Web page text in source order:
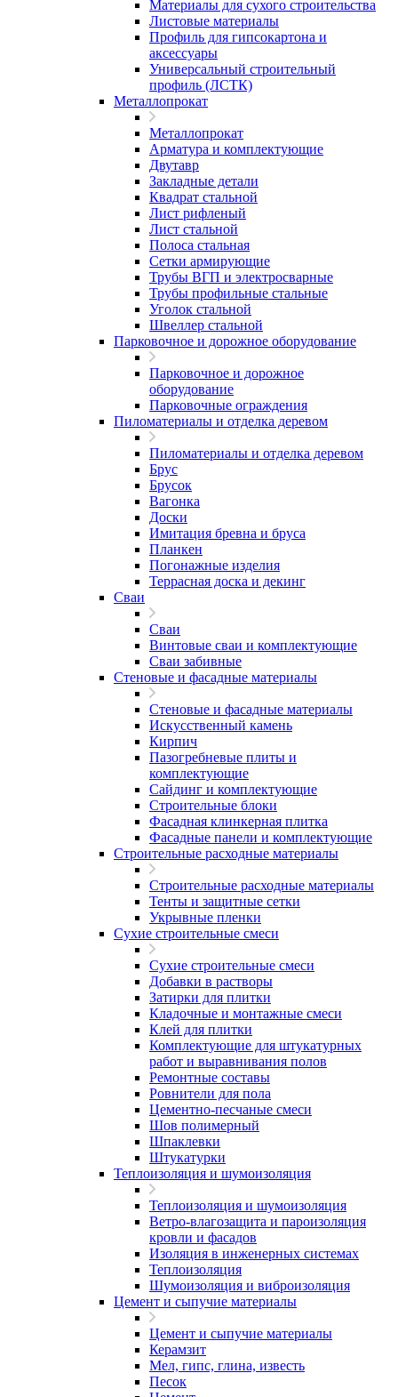
Материалы для сухого строительства
Листовые материалы
Профиль для гипсокартона и
аксессуары
Универсальный строительный
профиль (ЛСТК)
Металлопрокат
Металлопрокат
Арматура и комплектующие
Двутавр
Закладные детали
Квадрат стальной
Лист рифленый
Лист стальной
Полоса стальная
Сетки армирующие
Трубы ВГП и электросварные
Трубы профильные стальные
Уголок стальной
Швеллер стальной
Парковочное и дорожное оборудование
Парковочное и дорожное
оборудование
Парковочные ограждения
Пиломатериалы и отделка деревом
Пиломатериалы и отделка деревом
Брус
Брусок
Вагонка
Доски
Имитация бревна и бруса
Планкен
Погонажные изделия
Террасная доска и декинг
Сваи
Сваи
Винтовые сваи и комплектующие
Сваи забивные
Стеновые и фасадные материалы
Стеновые и фасадные материалы
Искусственный камень
Кирпич
Пазогребневые плиты и
комплектующие
Сайдинг и комплектующие
Строительные блоки
Фасадная клинкерная плитка
Фасадные панели и комплектующие
Строительные расходные материалы
Строительные расходные материалы
Тенты и защитные сетки
Укрывные пленки
Сухие строительные смеси
Сухие строительные смеси
Добавки в растворы
Затирки для плитки
Кладочные и монтажные смеси
Клей для плитки
Комплектующие для штукатурных
работ и выравнивания полов
Ремонтные составы
Ровнители для пола
Цементно-песчаные смеси
Шов полимерный
Шпаклевки
Штукатурки
Теплоизоляция и шумоизоляция
Теплоизоляция и шумоизоляция
Ветро-влагозащита и пароизоляция
кровли и фасадов
Изоляция в инженерных системах
Теплоизоляция
Шумоизоляция и виброизоляция
Цемент и сыпучие материалы
Цемент и сыпучие материалы
Керамзит
Мел, гипс, глина, известь
Песок